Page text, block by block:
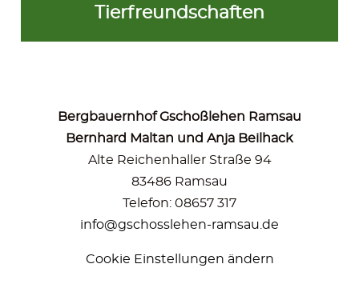
Tierfreundschaften
Bergbauernhof Gschoßlehen Ramsau
Bernhard Maltan und Anja Beilhack
Alte Reichenhaller Straße 94
83486 Ramsau
Telefon: 08657 317
info@gschosslehen-ramsau.de
Cookie Einstellungen ändern